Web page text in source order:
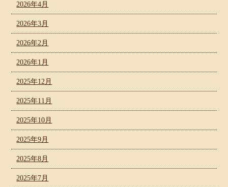
2026年4月
2026年3月
2026年2月
2026年1月
2025年12月
2025年11月
2025年10月
2025年9月
2025年8月
2025年7月